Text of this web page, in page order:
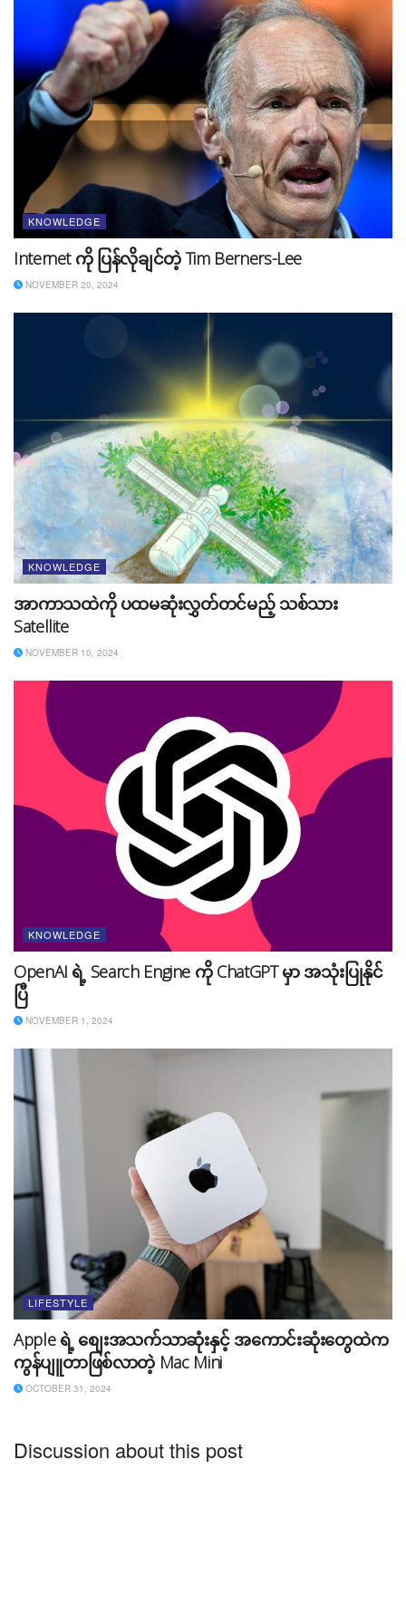
​Free ဆိုတာကို အခမဲ့လို့ မြန်မာဘာသာစကားနဲ့ အဓိပ္ပာယ်
ဖွင့်ဆိုရမှာ ဖြစ်ပါတယ်။ အလကားဆိုတဲ့ စကားလုံးသုံးမယ်ဆို
ရင် သင့်ကို Smart Content Creator မဖြစ်စေပါဘူး။
အခမဲ့ Audio File တွေ အသုံးပြုတိုင်း
လိုင်စင်ဖိုင်ကို ဒေါင်းလုပ်ဆွဲထားပါ
ခုနကပြောခဲ့သလိုပါဘဲ။ အချို့ Website တွေမှာ ပုံတွေ၊ အသံ
ဖိုင်တွေ၊ ရုပ်သံဖိုင်တွေကို အခမဲ့ပေးတာမျိုး ရှိပါတယ်။ ဒါပေ
မယ့် သိထားရမှာက ဒီ website မှာ အခမဲ့ပေးတယ်ဆိုပေ
မယ့် အပြင်မှာလည်း မူလဖန်တီးသူက အခကြေးငွေနဲ့ ရောင်း
ချင်လည်း ရောင်းတာမျိုး ရှိနိုင်ပါတယ်။ ဒါကြောင့် ဘယ်ဟာ
က အခမဲ့၊ ဘယ်ဟာက ရောင်းထားတဲ့ဟာကို အခွင့်မရှိဘဲ
ဆင့်ပွားယူပြီး သုံးထားတာလဲဆိုတာကို သိရှိနိုင်ဖို့အတွက်
Meta Data တွေထည့်ထားလေ့ရှိပါတယ်။
ဒါတွေကို ဖြေရှင်းဖို့အတွက် မှန်ကန်တဲ့နည်းလမ်းက လိုင်စင်
ကုဒ်အနေနဲ့ ရှင်းရမှာ ဖြစ်ပါတယ်။ Photo, Audio, Stock
Video တွေကို အခမဲ့ပေးသုံးတဲ့ Website တွေကနေ ဒေါင်း
လုပ်ဆွဲသုံးသည့်တိုင်အောင် Copyright ကိစ္စက တက်နိုင်ပါ
တယ်။ ဒါကြောင့် အဲ့ဒီ Website တွေကနေ ဖိုင်တစ်ခုဒေါင်း
တိုင်း License File ကို Text File အနေနဲ့ ဒေါင်းလုပ်ဆွဲထား
ရမှာ ဖြစ်ပါတယ်။ ဒါမှသာ Copyright Claim တက်လာရင်
အဲ့ဒီ License Code နဲ့ Youtube နဲ့ Facebook တို့မှာ ဖြေ
ရှင်းရမှာ ဖြစ်ပါတယ်။
Audio ကို ဝယ်သုံးတယ်၊ ဒါပေမယ့်
Copyright Claim တက်တယ်၊
ဘယ်လိုရှင်းမလဲ
Audio/ Video တွေကို ဝယ်သုံးသည်ဖြစ်စေ၊ အခမဲ့
Website တွေကနေ အခမဲ့ယူသုံးသည်ဖြစ်စေ License
information က ပါရှိပါတယ်။ ဒေါင်းလုပ်ဆွဲတဲ့အခါ License
text file ကို ဒေါင်းလုပ်ဆွဲထားဖို့လိုပါတယ်။ ဒါမှသာ အဆိုပါ
License Code နဲ့ ပြန်လည် ဖြေရှင်းနိုင်မှာ ဖြစ်ပါတယ်။
သူများရဲ့ လိုင်စင်ကုဒ်ကို ကိုယ့်
Channel မှာ သုံးလို့ရလား?
လူကျင့်ဝတ်အရပြောရမယ်ဆိုရင် ဒါဟာ အသုံးပြုခွင့်မရှိပါ
ဘူး။ နည်းပညာအရပြောရမယ်ဆိုရင်လည်း Audio/Video
တွေကို အသုံးပြုမယ်ဆိုရင် Project Name သို့မဟုတ်
တွေနဲ့ကွဲလွဲတဲ့ Channel ကနေ Audio/Video License
Code ကို အသုံးပြုမယ်ဆိုရင်လည်း မရနိုင်ပါဘူး။
တစ်ခါတစ်လေ Owner က မျက်စိမှိတ်ပြီး Approve
ပေးလိုက်တာမျိုး ဖြစ်ကောင်းဖြစ်နိုင်ပေမယ့် တစ်ချိန်ချိန်မှာ
ပြဿနာပြန်တက်လာနိင်တာကိုလည်း သိထားဖို့ လိုပါတယ်။
Channel မှာ ကြော်ငြာတွေပေါ်ပြီး Music/Video Owner
ကို ကြော်ငြာခဝင်ငွေတွေ ပြန်ပြီးခွဲပေးလိုက်တာမျိုးတွေ
ဖြစ်လာနိုင်ပါတယ်။ ဒါကြောင့် Smart Content Creator
တွေအနေနဲ့ ရေရှည်ကို တွေးတတ်မြင်တတ်ဖို့လိုပါတယ်။
Public Domain ဆိုတဲ့ Option နဲ့
Copyright ကိစ္စကိုရှင်းလို့ရလား?
Public domain ဆိုတဲ့ option ကို သုံးပြီး Copyright ကိစ္စ
Content မဟုတ်ခဲ့ရင် Public Domain Content ပါဆိုပြီး
KNOWLEDGE
Internet ကို ပြန်လိုချင်တဲ့ Tim Berners-Lee
NOVEMBER 20, 2024
KNOWLEDGE
အာကာသထဲကို ပထမဆုံးလွှတ်တင်မည့် သစ်သား
Satellite
NOVEMBER 10, 2024
KNOWLEDGE
OpenAI ရဲ့ Search Engine ကို ChatGPT မှာ အသုံးပြုနိုင်
ပြီ
NOVEMBER 1, 2024
LIFESTYLE
Apple ရဲ့ စျေးအသက်သာဆုံးနှင့် အကောင်းဆုံးတွေထဲက
ကွန်ပျူတာဖြစ်လာတဲ့ Mac Mini
OCTOBER 31, 2024
Discussion about this post